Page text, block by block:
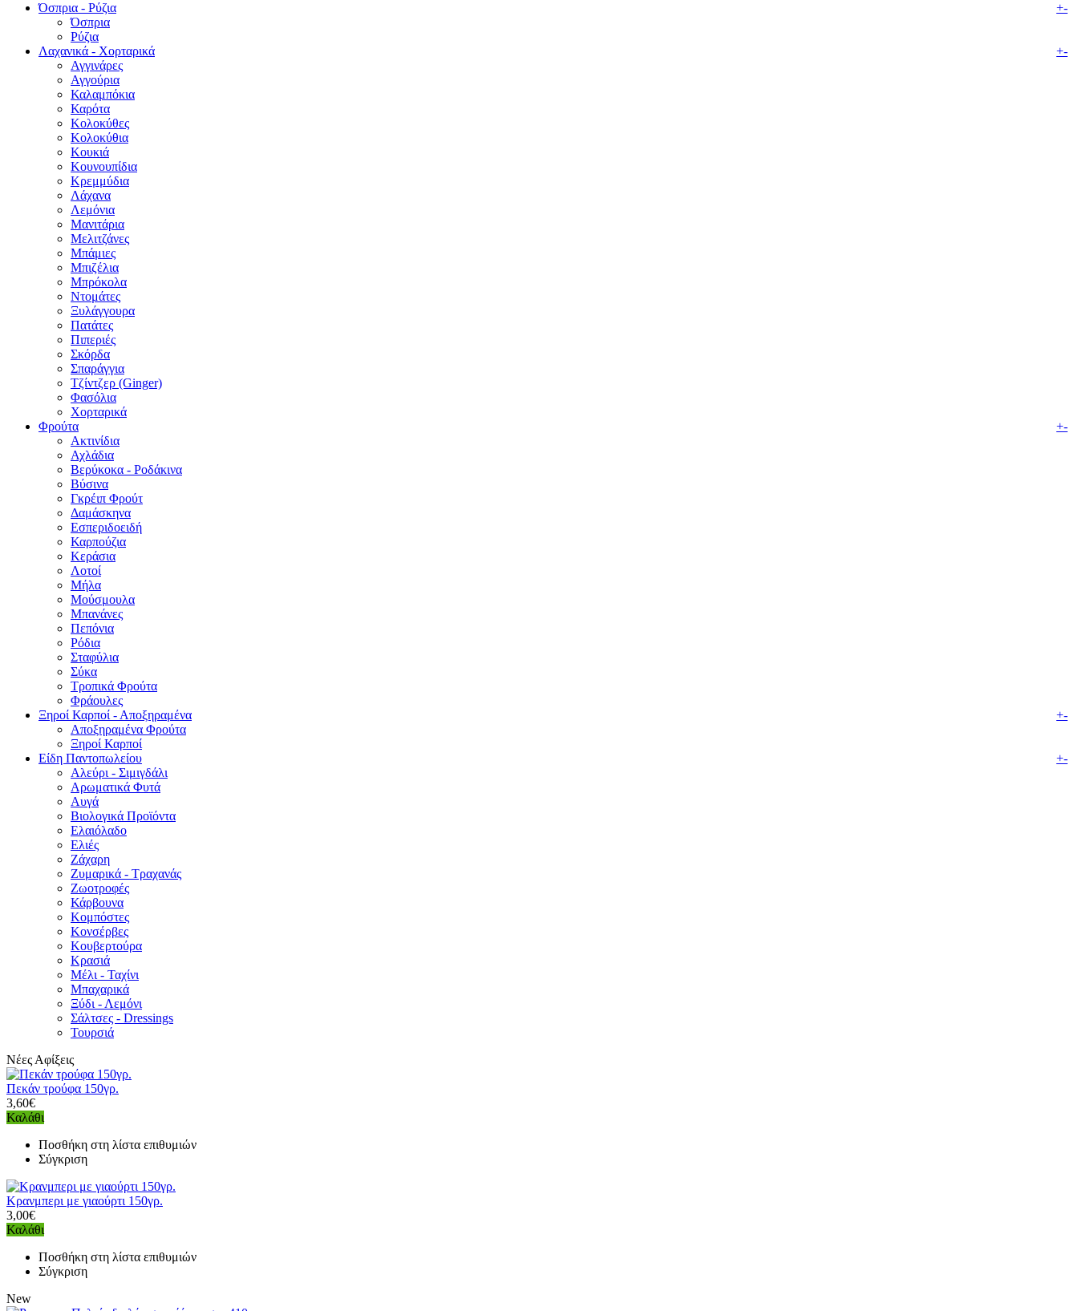
Όσπρια - Ρύζια
+-
Όσπρια
Ρύζια
Λαχανικά - Χορταρικά
+-
Αγγινάρες
Αγγούρια
Καλαμπόκια
Καρότα
Κολοκύθες
Κολοκύθια
Κουκιά
Κουνουπίδια
Κρεμμύδια
Λάχανα
Λεμόνια
Μανιτάρια
Μελιτζάνες
Μπάμιες
Μπιζέλια
Μπρόκολα
Ντομάτες
Ξυλάγγουρα
Πατάτες
Πιπεριές
Σκόρδα
Σπαράγγια
Τζίντζερ (Ginger)
Φασόλια
Χορταρικά
Φρούτα
+-
Ακτινίδια
Αχλάδια
Βερύκοκα - Ροδάκινα
Βύσινα
Γκρέιπ Φρούτ
Δαμάσκηνα
Εσπεριδοειδή
Καρπούζια
Κεράσια
Λοτοί
Μήλα
Μούσμουλα
Μπανάνες
Πεπόνια
Ρόδια
Σταφύλια
Σύκα
Τροπικά Φρούτα
Φράουλες
Ξηροί Καρποί - Αποξηραμένα
+-
Αποξηραμένα Φρούτα
Ξηροί Καρποί
Είδη Παντοπωλείου
+-
Αλεύρι - Σιμιγδάλι
Αρωματικά Φυτά
Αυγά
Βιολογικά Προϊόντα
Ελαιόλαδο
Ελιές
Ζάχαρη
Ζυμαρικά - Τραχανάς
Ζωοτροφές
Κάρβουνα
Κομπόστες
Κονσέρβες
Κουβερτούρα
Κρασιά
Μέλι - Ταχίνι
Μπαχαρικά
Ξύδι - Λεμόνι
Σάλτσες - Dressings
Τουρσιά
Νέες Αφίξεις
Πεκάν τρούφα 150γρ.
3,60€
Καλάθι
Ποσθήκη στη λίστα επιθυμιών
Σύγκριση
Κρανμπερι με γιαούρτι 150γρ.
3,00€
Καλάθι
Ποσθήκη στη λίστα επιθυμιών
Σύγκριση
New